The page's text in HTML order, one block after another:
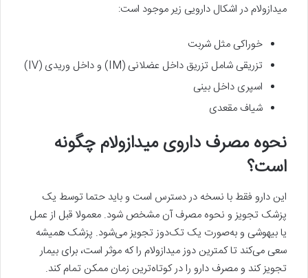
میدازولام در اشکال دارویی زیر موجود است:
خوراکی مثل شربت
تزریقی شامل تزریق داخل عضلانی (IM) و داخل وریدی (IV)
اسپری داخل بینی
شیاف مقعدی
نحوه مصرف داروی میدازولام چگونه
است؟
این دارو فقط با نسخه در دسترس است و باید حتما توسط یک
پزشک تجویز و نحوه مصرف آن مشخص شود. معمولا قبل از عمل
یا بیهوشی و به‌صورت یک تک‌دوز تجویز می‌شود. پزشک همیشه
سعی می‌کند تا کمترین دوز میدازولام را که موثر است، برای بیمار
تجویز کند و مصرف دارو را در کوتاه‌ترین زمان ممکن تمام کند.